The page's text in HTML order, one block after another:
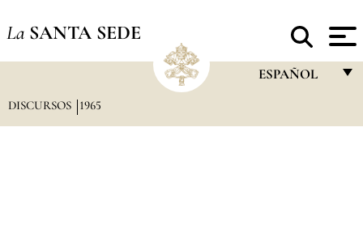
La SANTA SEDE
ESPAÑOL
DISCURSOS 1965